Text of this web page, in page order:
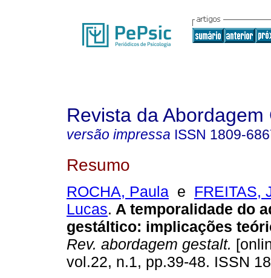
Revista da Abordagem
versão impressa ISSN 1809-
Resumo
ROCHA, Paula e FREITAS,
Lucas. A temporalidade do
gestáltico: implicações
Rev. abordagem gestalt.
vol.22, n.1, pp.39-48. ISSN